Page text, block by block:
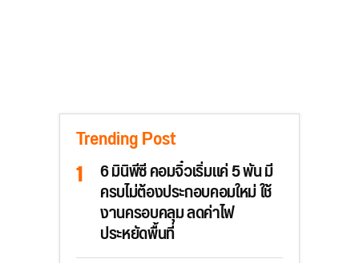
Trending Post
6 มินิพีซี คอมจิ๋วเริ่มแค่ 5 พัน มี
ครบไม่ต้องประกอบคอมใหม่ ใช้
งานครอบคลุม ลดค่าไฟ
ประหยัดพื้นที่